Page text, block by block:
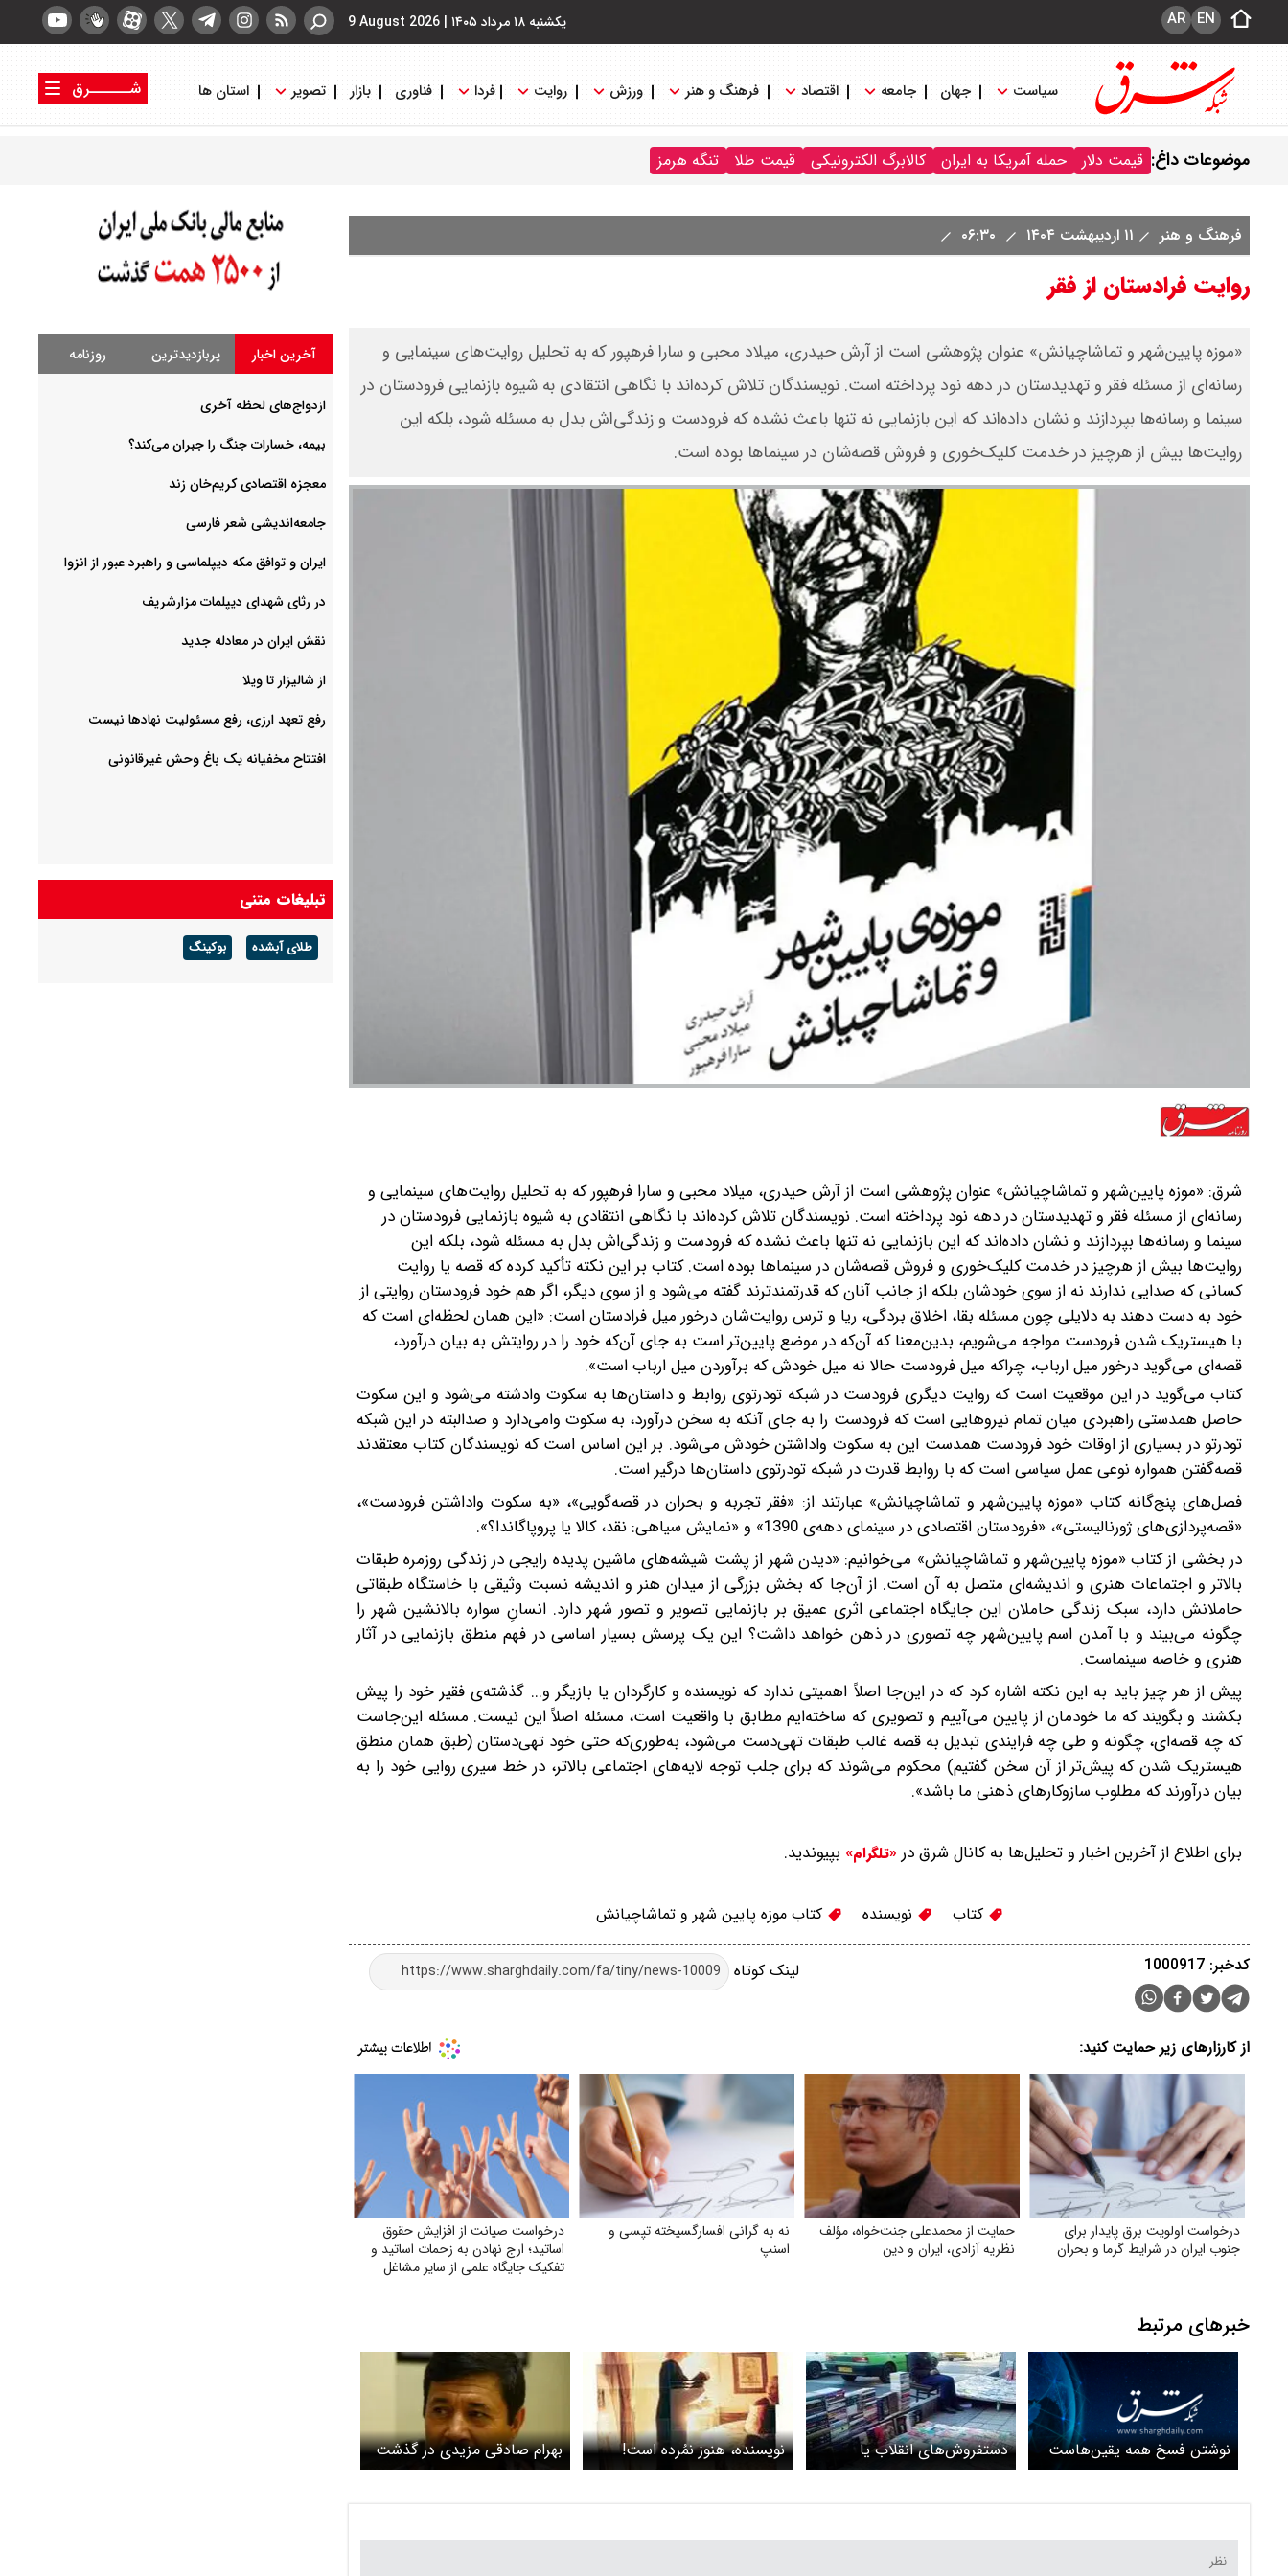
یکشنبه ۱۸ مرداد ۱۴۰۵ |
9 August 2026 EN
AR
سیاست جهان جامعه اقتصاد فرهنگ و هنر ورزش روایت فردا فناوری بازار تصویر استان ها
شــــــرق
موضوعات داغ: قیمت دلار حمله آمریکا به ایران کالابرگ الکترونیکی قیمت طلا تنگه هرمز
فرهنگ و هنر ۱۱ اردیبهشت ۱۴۰۴
روایت فرادستان از فقر
«موزه پایین‌شهر و تماشاچیانش» عنوان پژوهشی است از آرش حیدری، میلاد محبی و سارا فرهپور که به تحلیل روایت‌های سینمایی و
رسانه‌ای از مسئله فقر و تهدیدستان در دهه نود پرداخته است. نویسندگان تلاش کرده‌اند با نگاهی انتقادی به شیوه بازنمایی فرودستان در
سینما و رسانه‌ها بپردازند و نشان داده‌اند که این بازنمایی نه تنها باعث نشده که فرودست و زندگی‌اش بدل به مسئله شود، بلکه این
روایت‌ها بیش از هرچیز در خدمت کلیک‌خوری و فروش قصه‌شان در سینماها بوده است.
شرق: «موزه پایین‌شهر و تماشاچیانش» عنوان پژوهشی است از آرش حیدری، میلاد محبی و سارا فرهپور که به تحلیل روایت‌های سینمایی و
رسانه‌ای از مسئله فقر و تهدیدستان در دهه نود پرداخته است. نویسندگان تلاش کرده‌اند با نگاهی انتقادی به شیوه بازنمایی فرودستان در
سینما و رسانه‌ها بپردازند و نشان داده‌اند که این بازنمایی نه تنها باعث نشده که فرودست و زندگی‌اش بدل به مسئله شود، بلکه این
روایت‌ها بیش از هرچیز در خدمت کلیک‌خوری و فروش قصه‌شان در سینماها بوده است. کتاب بر این نکته تأکید کرده که قصه یا روایت
کسانی که صدایی ندارند نه از سوی خودشان بلکه از جانب آنان که قدرتمندترند گفته می‌شود و از سوی دیگر، اگر هم خود فرودستان روایتی از
خود به دست دهند به دلایلی چون مسئله بقا، اخلاق بردگی، ریا و ترس روایت‌شان درخور میل فرادستان است: «این همان لحظه‌ای است که
با هیستریک شدن فرودست مواجه می‌شویم، بدین‌معنا که آن‌که در موضع پایین‌تر است به جای آن‌که خود را در روایتش به بیان درآورد،
قصه‌ای می‌گوید درخور میل ارباب، چراکه میل فرودست حالا نه میل خودش که برآوردن میل ارباب است».
کتاب می‌گوید در این موقعیت است که روایت دیگری فرودست در شبکه تودرتوی روابط و داستان‌ها به سکوت وادشته می‌شود و این سکوت
حاصل همدستی راهبردی میان تمام نیروهایی است که فرودست را به جای آنکه به سخن درآورد، به سکوت وامی‌دارد و صدالبته در این شبکه
تودرتو در بسیاری از اوقات خود فرودست همدست این به سکوت واداشتن خودش می‌شود. بر این اساس است که نویسندگان کتاب معتقدند
قصه‌گفتن همواره نوعی عمل سیاسی است که با روابط قدرت در شبکه تودرتوی داستان‌ها درگیر است.
فصل‌های پنج‌گانه کتاب «موزه‌ پایین‌شهر و تماشاچیانش» عبارتند از: «فقر تجربه و بحران در قصه‌گویی»، «به سکوت واداشتن فرودست»،
«قصه‌پردازی‌های ژورنالیستی»، «فرودستان اقتصادی در سینمای دهه‌‌ی 1390» و «نمایش سیاهی: نقد، کالا یا پروپاگاندا؟».
در بخشی از کتاب «موزه‌ پایین‌شهر و تماشاچیانش» می‌خوانیم: «دیدن شهر از پشت شیشه‌های ماشین پدیده‌ رایجی در زندگی روزمره‌ طبقات
بالاتر و اجتماعات هنری و اندیشه‌ای متصل به آن است. از آن‌جا که بخش بزرگی از میدان هنر و اندیشه نسبت وثیقی با خاستگاه طبقاتی
حاملانش دارد، سبک زندگی حاملان این جایگاه اجتماعی اثری عمیق بر بازنمایی تصویر و تصور شهر دارد. انسانِ سواره‌ بالانشین شهر را
چگونه می‌بیند و با آمدن اسم پایین‌شهر چه تصوری در ذهن خواهد داشت؟ این یک پرسش بسیار اساسی در فهم منطق بازنمایی در آثار
هنری و خاصه سینماست.
پیش از هر چیز باید به این نکته اشاره کرد که در این‌جا اصلاً اهمیتی ندارد که نویسنده و کارگردان یا بازیگر و... گذشته‌ی فقیر خود را پیش
بکشند و بگویند که ما خودمان از پایین می‌آییم و تصویری که ساخته‌ایم مطابق با واقعیت است، مسئله اصلاً این نیست. مسئله این‌جاست
که چه قصه‌ای، چگونه و طی چه فرایندی تبدیل به قصه غالب طبقات تهی‌دست می‌شود، به‌طوری‌که حتی خود تهی‌دستان (طبق همان منطق
هیستریک‌ شدن که پیش‌تر از آن سخن گفتیم) محکوم می‌شوند که برای جلب توجه لایه‌های اجتماعی بالاتر، در خط سیری روایی خود را به
بیان درآورند که مطلوب سازوکارهای ذهنی ما باشد».
برای اطلاع از آخرین اخبار و تحلیل‌ها به کانال شرق در «تلگرام» بپیوندید.
کتاب نویسنده کتاب موزه پایین شهر و تماشاچیانش
لینک کوتاه کدخبر: 1000917
از کارزارهای زیر حمایت کنید:
درخواست اولویت برق پایدار برای
جنوب ایران در شرایط گرما و بحران
حمایت از محمدعلی جنت‌خواه، مؤلف
نظریه آزادی، ایران و دین
نه به گرانی افسارگسیخته تپسی و
اسنپ
درخواست صیانت از افزایش حقوق
اساتید؛ ارج نهادن به زحمات اساتید و
تفکیک جایگاه علمی از سایر مشاغل
خبرهای مرتبط
نوشتن فسخ همه‌ یقین‌هاست
دستفروش‌های انقلاب یا
قاچاقچیان کتاب ؟
نویسنده، هنوز نمُرده است! بهرام صادقی مزیدی در گذشت
آخرین اخبار پربازدیدترین روزنامه
ازدواج‌های لحظه آخری
بیمه، خسارات جنگ را جبران می‌کند؟
معجزه اقتصادی کریم‌خان زند
جامعه‌اندیشی شعر فارسی
ایران و توافق مکه دیپلماسی و راهبرد عبور از انزوا
در رثای شهدای دیپلمات مزارشریف
نقش ایران در معادله جدید
از شالیزار تا ویلا
رفع تعهد ارزی، رفع مسئولیت نهادها نیست
افتتاح مخفیانه یک باغ وحش غیرقانونی
تبلیغات متنی
طلای آبشده بوکینگ